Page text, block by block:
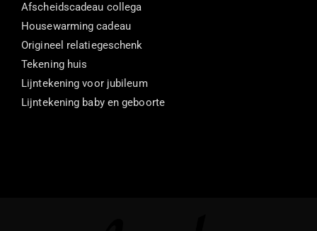
Afscheidscadeau collega
Housewarming cadeau
Origineel relatiegeschenk
Tekening huis
Lijntekening voor jubileum
Lijntekening baby en geboorte